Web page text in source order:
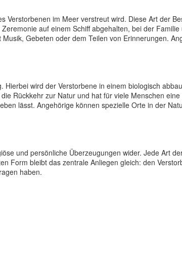
im Meer verstreut wird. Diese Art der
auf einem Schiff abgehalten, bei der
Gebeten oder dem Teilen von Erinnerungen.
wird der Verstorbene in einem biologisch
Rückkehr zur Natur und hat für viele Menschen
lässt. Angehörige können spezielle Orte in der
und persönliche Überzeugungen wider. Jede Art
Form bleibt das zentrale Anliegen gleich: den
haben.